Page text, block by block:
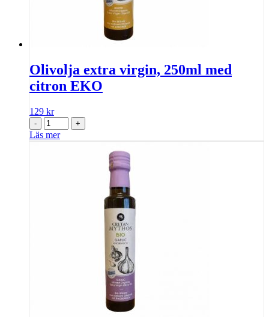
Olivolja extra virgin, 250ml med
citron EKO
129 kr
- +
Läs mer